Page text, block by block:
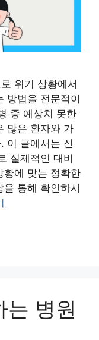
위기 상황에서
방법을 전문적이
중 예상치 못한
많은 환자와 가
이 글에서는 신
실제적인 대비
황에 맞는 정확한
통해 확인하시
는 병원